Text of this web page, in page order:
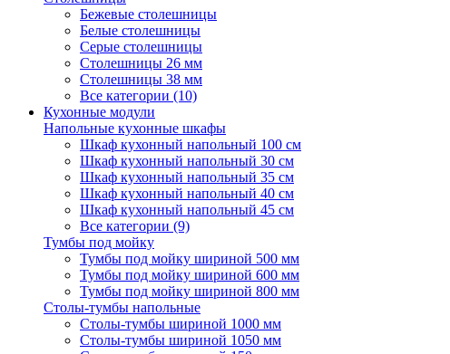
Бежевые столешницы
Белые столешницы
Серые столешницы
Столешницы 26 мм
Столешницы 38 мм
Все категории (10)
Кухонные модули
Напольные кухонные шкафы
Шкаф кухонный напольный 100 см
Шкаф кухонный напольный 30 см
Шкаф кухонный напольный 35 см
Шкаф кухонный напольный 40 см
Шкаф кухонный напольный 45 см
Все категории (9)
Тумбы под мойку
Тумбы под мойку шириной 500 мм
Тумбы под мойку шириной 600 мм
Тумбы под мойку шириной 800 мм
Столы-тумбы напольные
Столы-тумбы шириной 1000 мм
Столы-тумбы шириной 1050 мм